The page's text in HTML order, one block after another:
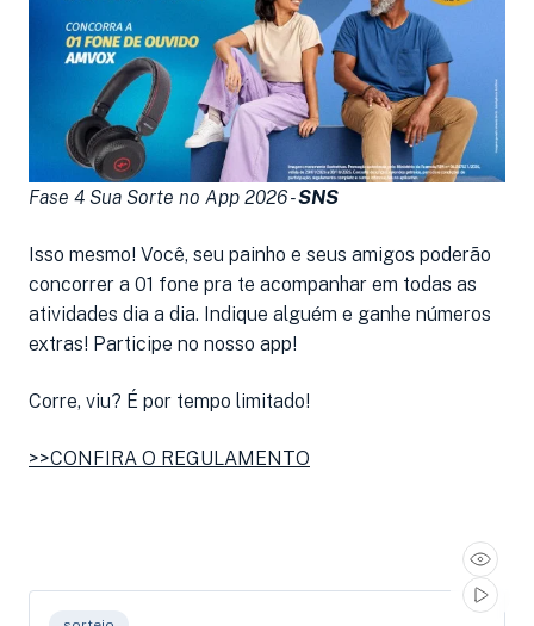
Fase 4 Sua Sorte no App 2026 -SNS
Isso mesmo! Você, seu painho e seus amigos poderão
concorrer a 01 fone pra te acompanhar em todas as
atividades dia a dia. Indique alguém e ganhe números
extras! Participe no nosso app!
Corre, viu? É por tempo limitado!
>>CONFIRA O REGULAMENTO